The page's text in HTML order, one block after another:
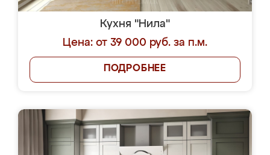
Кухня "Нила"
Цена: от 39 000 руб. за п.м.
ПОДРОБНЕЕ